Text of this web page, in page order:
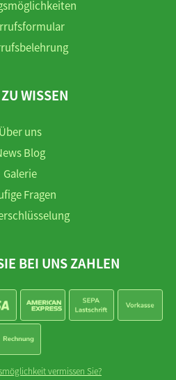
WISSEN
Über uns
Blog
Galerie
Fragen
BEI UNS ZAHLEN
vermissen Sie?